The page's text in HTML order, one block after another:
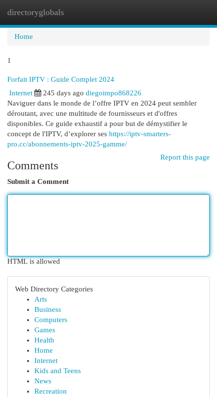
directoryglobals
Home
1
Forfait IPTV : Guide Complet 2024
Internet
245 days ago diegoimpo868226
Naviguer dans le monde de l’offre IPTV en 2024 peut sembler
déroutant, avec une multitude de fournisseurs et d'offres
disponibles. Ce guide exhaustif a pour but de démystifier le
concept de l'IPTV, d’explorer ses https://iptv-smarters-
pro.cc/abonnements-iptv-2025-gamme/
Report this page
Comments
Submit a Comment
HTML is allowed
Web Directory Categories
Arts
Business
Computers
Games
Health
Home
Internet
Kids and Teens
News
Recreation